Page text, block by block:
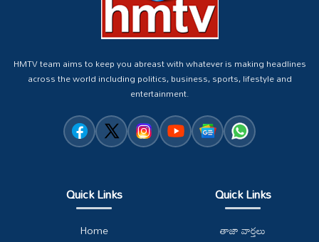
HMTV team aims to keep you abreast with whatever is making headlines
across the world including politics, business, sports, lifestyle and
entertainment.
Quick Links
Home
Quick Links
తాజా వార్తలు